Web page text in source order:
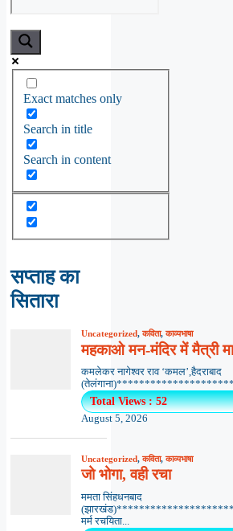
Exact matches only
Search in title
Search in content
सप्ताह का
सितारा
Uncategorized,कविता,काव्यभाषा
महकाओ मन-मंदिर में मैत्री
कमलेकर नागेश्वर राव ‘कमल’,हैदराबाद
Total Views : 52
August 5, 2026
Uncategorized,कविता,काव्यभाषा
जो भोगा, वही रचा
ममता सिंहधनबाद
मर्म रचयिता...